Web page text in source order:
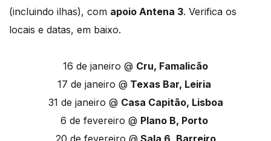
(incluindo ilhas), com apoio Antena 3. Verifica os
locais e datas, em baixo.
16 de janeiro @ Cru, Famalicão
17 de janeiro @ Texas Bar, Leiria
31 de janeiro @ Casa Capitão, Lisboa
6 de fevereiro @ Plano B, Porto
20 de fevereiro @ Sala 6, Barreiro